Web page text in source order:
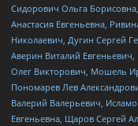
Сидорович Ольга
Анастасия Евгеньевна,
Николаевич, Дугин Сергей
Аверин Виталий
Олег Викторович, Мошель
Пономарев Лев
Валерий Валерьевич,
Евгеньевна, Щаров Сергей